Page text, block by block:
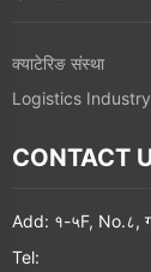
क्याटेरिङ संस्था
Logistics Industry
CONTACT
Add: १-५F, No.८,
Tel: